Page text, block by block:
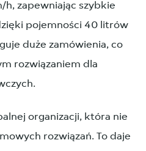
h, zapewniając szybkie
pojemności 40 litrów
duże zamówienia, co
rozwiązaniem dla
organizacji, która nie
rozwiązań. To daje